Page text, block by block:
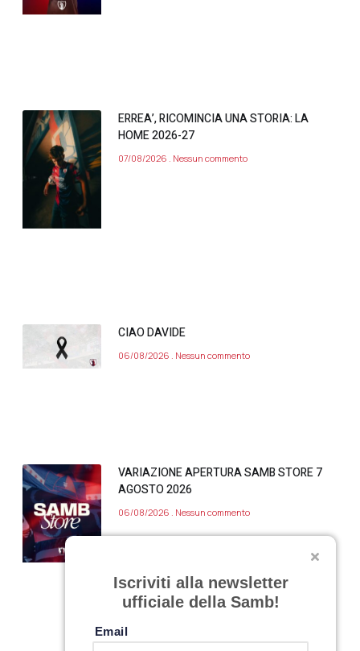
ERREA’, RICOMINCIA UNA STORIA: LA
HOME 2026-27
07/08/2026 Nessun commento
CIAO DAVIDE
06/08/2026 Nessun commento
VARIAZIONE APERTURA SAMB STORE 7
AGOSTO 2026
06/08/2026 Nessun commento
Iscriviti alla newsletter
ufficiale della Samb!
Email